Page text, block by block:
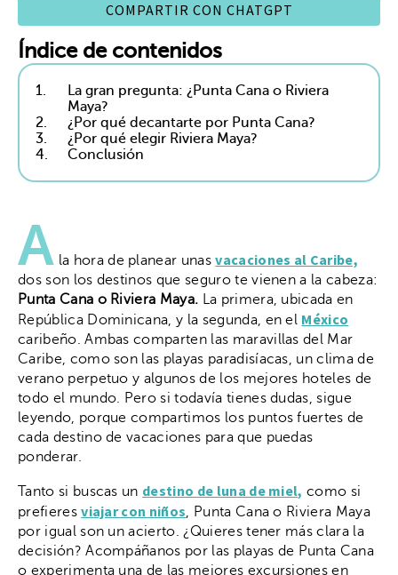
COMPARTIR CON CHATGPT
Índice de contenidos
1.
La gran pregunta: ¿Punta Cana o Riviera
Maya?
2.
¿Por qué decantarte por Punta Cana?
3.
¿Por qué elegir Riviera Maya?
4.
Conclusión
A la hora de planear unas vacaciones al Caribe,
dos son los destinos que seguro te vienen a la cabeza:
Punta Cana o Riviera Maya. La primera, ubicada en
República Dominicana, y la segunda, en el México
caribeño. Ambas comparten las maravillas del Mar
Caribe, como son las playas paradisíacas, un clima de
verano perpetuo y algunos de los mejores hoteles de
todo el mundo. Pero si todavía tienes dudas, sigue
leyendo, porque compartimos los puntos fuertes de
cada destino de vacaciones para que puedas
ponderar.
Tanto si buscas un destino de luna de miel, como si
prefieresviajar con niños, Punta Cana o Riviera Maya
por igual son un acierto. ¿Quieres tener más clara la
decisión? Acompáñanos por las playas de Punta Cana
o experimenta una de las mejores excursiones en